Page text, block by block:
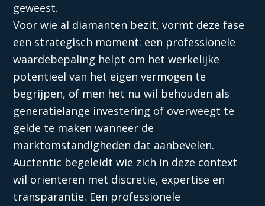
geweest.
Voor wie al diamanten bezit, vormt deze fase
een strategisch moment: een professionele
waardebepaling helpt om het werkelijke
potentieel van het eigen vermogen te
begrijpen, of men het nu wil behouden als
generatielange investering of overweegt te
gelde te maken wanneer de
marktomstandigheden dat aanbevelen.
Auctentic begeleidt wie zich in deze context
wil orienteren met discretie, expertise en
transparantie. Een professionele